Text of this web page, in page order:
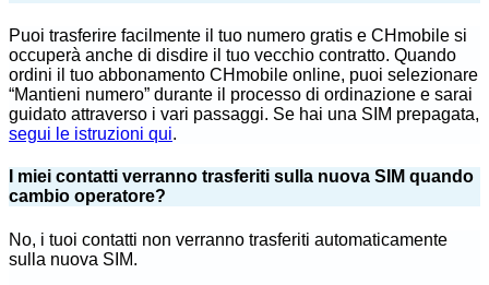
Puoi trasferire facilmente il tuo numero gratis e CHmobile si
occuperà anche di disdire il tuo vecchio contratto. Quando
ordini il tuo abbonamento CHmobile online, puoi selezionare
“Mantieni numero” durante il processo di ordinazione e sarai
guidato attraverso i vari passaggi. Se hai una SIM prepagata,
segui le istruzioni qui.
I miei contatti verranno trasferiti sulla nuova SIM quando
cambio operatore?
No, i tuoi contatti non verranno trasferiti automaticamente
sulla nuova SIM.